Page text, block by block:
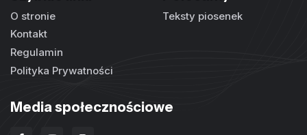
O stronie
Kontakt
Regulamin
Polityka Prywatności
Teksty piosenek
Media społecznościowe